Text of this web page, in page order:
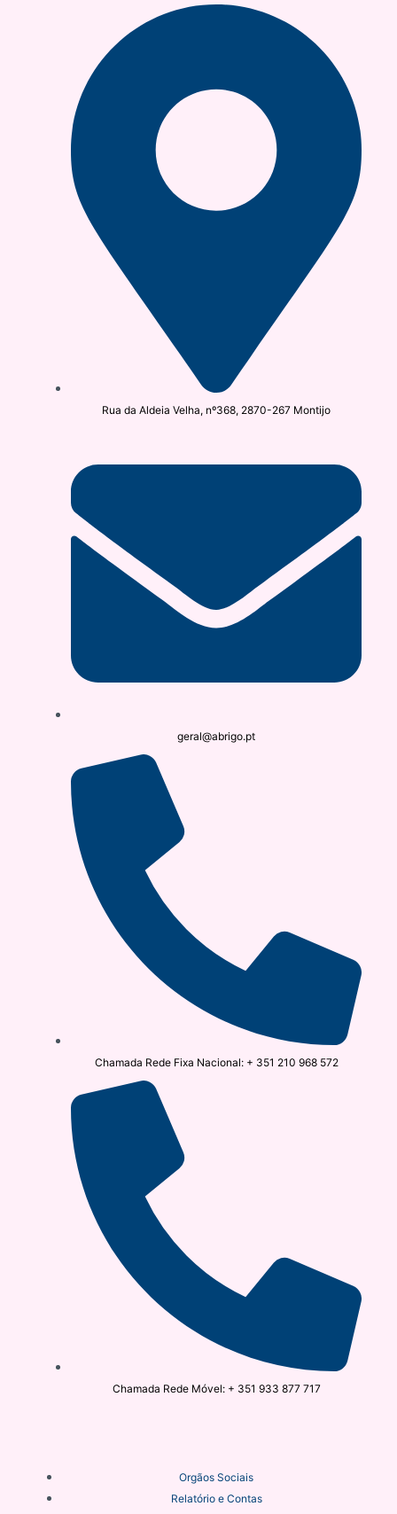
Rua da Aldeia Velha, nº368, 2870-267 Montijo
geral@abrigo.pt
Chamada Rede Fixa Nacional: + 351 210 968 572
Chamada Rede Móvel: + 351 933 877 717
Orgãos Sociais
Relatório e Contas